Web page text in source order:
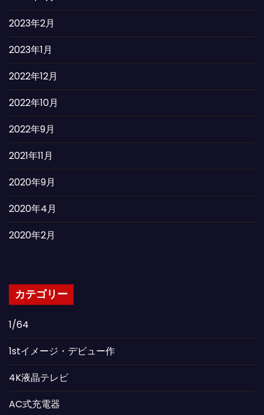
2023年2月
2023年1月
2022年12月
2022年10月
2022年9月
2021年11月
2020年9月
2020年4月
2020年2月
カテゴリー
1/64
1stイメージ・デビュー作
4K液晶テレビ
AC式充電器